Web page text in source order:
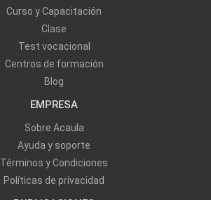
Curso y Capacitación
Clase
Test vocacional
Centros de formación
Blog
EMPRESA
Sobre Acaula
Ayuda y soporte
Términos y Condiciones
Políticas de privacidad